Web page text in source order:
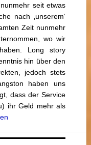
seit etwas
nach ‚unserem‘
Zeit nunmehr
wo wir
Long story
hin über den
jedoch stets
haben uns
dass der Service
ihr Geld mehr als